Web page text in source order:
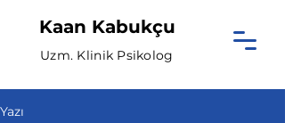
Kaan Kabukçu
Uzm. Klinik Psikolog
Yazı